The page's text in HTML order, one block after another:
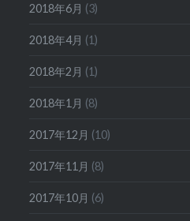
2018年6月 (3)
2018年4月 (1)
2018年2月 (1)
2018年1月 (8)
2017年12月 (10)
2017年11月 (8)
2017年10月 (6)